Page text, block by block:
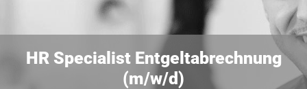
HR Specialist Entgeltabrechnung
(m/w/d)